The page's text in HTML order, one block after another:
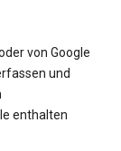
von Google
und
enthalten